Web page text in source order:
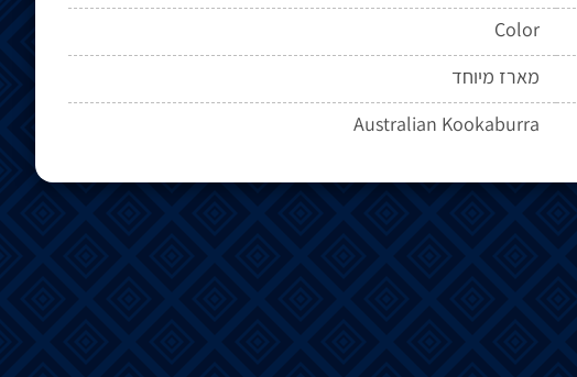
Color
מארז מיוחד
Australian Kookaburra